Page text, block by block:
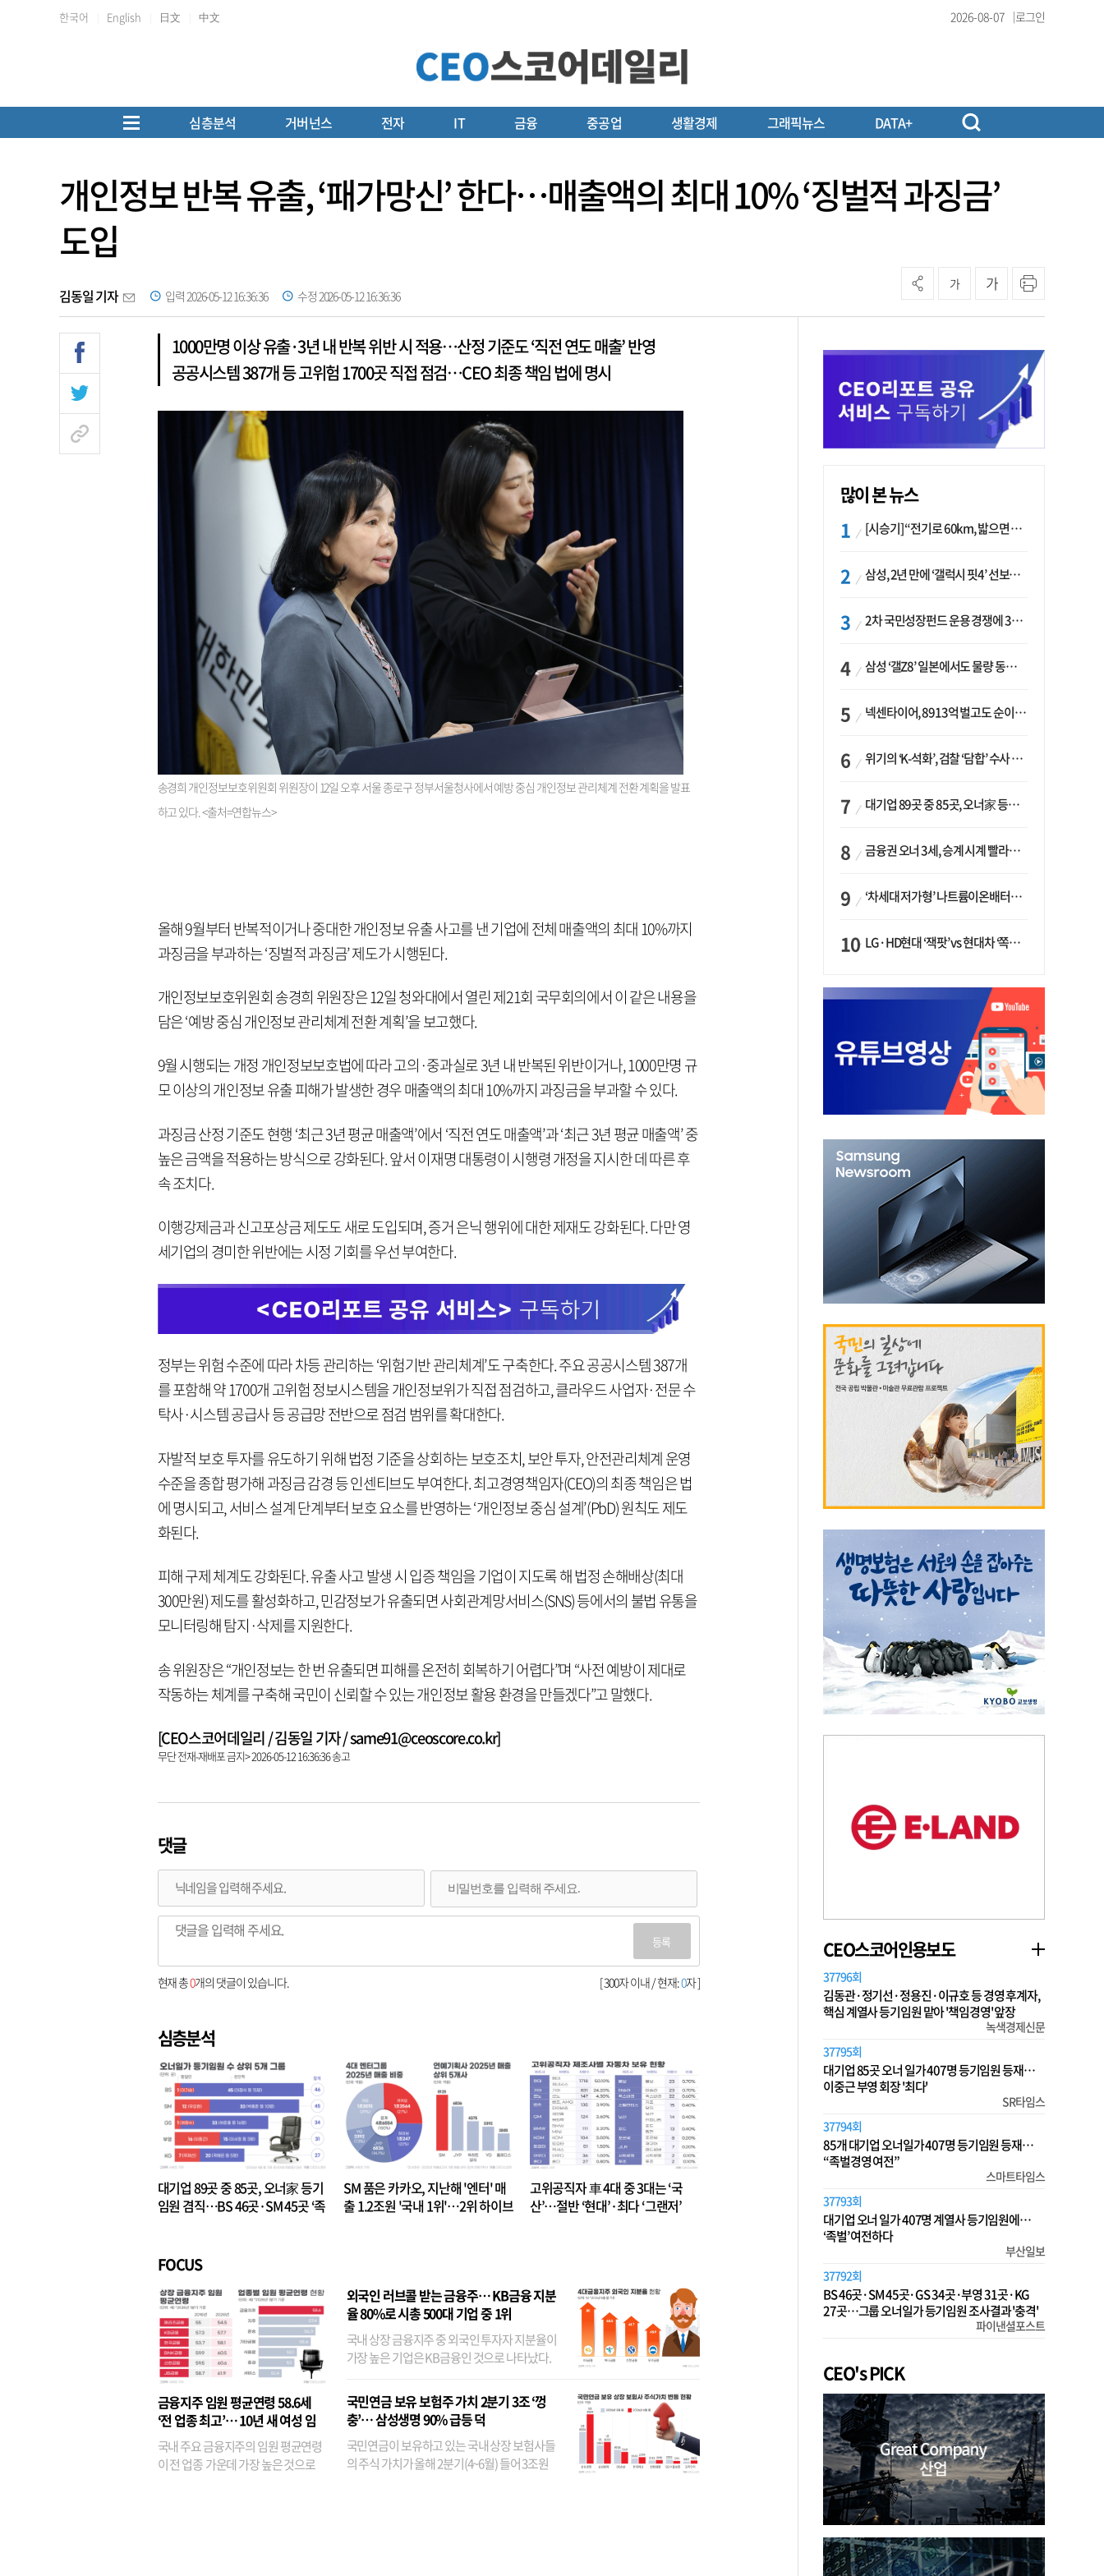
한국어 English 日文 中文 2026-08-07 로그인
심층분석 거버넌스 전자 IT 금융 중공업 생활경제 그래픽뉴스 DATA+
개인정보 반복 유출, ‘패가망신’ 한다…매출액의 최대 10% ‘징벌적 과징금’
도입
김동일 기자 입력 2026-05-12 16:36:36 수정 2026-05-12 16:36:36
가 가
1000만명 이상 유출·3년 내 반복 위반 시 적용…산정 기준도 ‘직전 연도 매출’ 반영
공공시스템 387개 등 고위험 1700곳 직접 점검…CEO 최종 책임 법에 명시
송경희 개인정보보호위원회 위원장이 12일 오후 서울 종로구 정부서울청사에서 예방 중심 개인정보 관리체계 전환 계획을 발표
하고 있다. <출처=연합뉴스>
올해 9월부터 반복적이거나 중대한 개인정보 유출 사고를 낸 기업에 전체 매출액의 최대 10%까지
과징금을 부과하는 ‘징벌적 과징금’ 제도가 시행된다.
개인정보보호위원회 송경희 위원장은 12일 청와대에서 열린 제21회 국무회의에서 이 같은 내용을
담은 ‘예방 중심 개인정보 관리체계 전환 계획’을 보고했다.
9월 시행되는 개정 개인정보보호법에 따라 고의·중과실로 3년 내 반복된 위반이거나, 1000만명 규
모 이상의 개인정보 유출 피해가 발생한 경우 매출액의 최대 10%까지 과징금을 부과할 수 있다.
과징금 산정 기준도 현행 ‘최근 3년 평균 매출액’에서 ‘직전 연도 매출액’과 ‘최근 3년 평균 매출액’ 중
높은 금액을 적용하는 방식으로 강화된다. 앞서 이재명 대통령이 시행령 개정을 지시한 데 따른 후
속 조치다.
이행강제금과 신고포상금 제도도 새로 도입되며, 증거 은닉 행위에 대한 제재도 강화된다. 다만 영
세기업의 경미한 위반에는 시정 기회를 우선 부여한다.
정부는 위험 수준에 따라 차등 관리하는 ‘위험기반 관리체계’도 구축한다. 주요 공공시스템 387개
를 포함해 약 1700개 고위험 정보시스템을 개인정보위가 직접 점검하고, 클라우드 사업자·전문 수
탁사·시스템 공급사 등 공급망 전반으로 점검 범위를 확대한다.
자발적 보호 투자를 유도하기 위해 법정 기준을 상회하는 보호조치, 보안 투자, 안전관리체계 운영
수준을 종합 평가해 과징금 감경 등 인센티브도 부여한다. 최고경영책임자(CEO)의 최종 책임은 법
에 명시되고, 서비스 설계 단계부터 보호 요소를 반영하는 ‘개인정보 중심 설계’(PbD) 원칙도 제도
화된다.
피해 구제 체계도 강화된다. 유출 사고 발생 시 입증 책임을 기업이 지도록 해 법정 손해배상(최대
300만원) 제도를 활성화하고, 민감정보가 유출되면 사회관계망서비스(SNS) 등에서의 불법 유통을
모니터링해 탐지·삭제를 지원한다.
송 위원장은 “개인정보는 한 번 유출되면 피해를 온전히 회복하기 어렵다”며 “사전 예방이 제대로
작동하는 체계를 구축해 국민이 신뢰할 수 있는 개인정보 활용 환경을 만들겠다”고 말했다.
[CEO스코어데일리 / 김동일 기자 / same91@ceoscore.co.kr]
무단 전재-재배포 금지> 2026-05-12 16:36:36 송고
댓글
등록
[ 300자 이내 / 현재:0자 ]
현재 총0개의 댓글이 있습니다.
심층분석
대기업 89곳 중 85곳, 오너家 등기
임원 겸직…BS 46곳·SM 45곳 ‘족
SM 품은 카카오, 지난해 '엔터' 매
출 1.2조원 '국내 1위'…2위 하이브
고위공직자 車 4대 중 3대는 ‘국
산’…절반 ‘현대’·최다 ‘그랜저’
FOCUS
금융지주 임원 평균연령 58.6세
‘전 업종 최고’… 10년 새 여성 임
원은 14배 껑충
국내 주요 금융지주의 임원 평균연령
이 전 업종 가운데 가장 높은 것으로
외국인 러브콜 받는 금융주… KB금융 지분
율 80%로 시총 500대 기업 중 1위
국내 상장 금융지주 중 외국인 투자자 지분율이
가장 높은 기업은 KB금융인 것으로 나타났다.
융이었다. 특히 KB금융은 지난달 말 기준 해외
기관투자자 지분율이...
국민연금 보유 보험주 가치 2분기 3조 ‘껑
충’… 삼성생명 90% 급등 덕
국민연금이 보유하고 있는 국내 상장 보험사들
의 주식 가치가 올해 2분기(4~6월) 들어 3조원
많이 본 뉴스
[시승기] “전기로 60km, 밟으면 462마력”…볼보 XC60 T8의 두 얼굴
삼성, 2년 만에 ‘갤럭시 핏4’ 선보이나…웨어러블 생태계 확장 ‘시동’
2차 국민성장펀드 운용 경쟁에 33개사 몰렸다…신한·하나 등 새 얼굴 대거 합류
삼성 ‘갤Z8’ 일본에서도 물량 동났다…애플 참전 앞두고 선두 수성 ‘시험대’
넥센타이어, 8913억 벌고도 순이익 2억…유럽 세부담에 이익 증발
위기의 ‘K-석화’, 검찰 ‘담합’ 수사 착수…“LG·한화·롯데 등 7개 업체, 8개 제품 가격 담합”
대기업 89곳 중 85곳, 오너家 등기임원 겸직…BS 46곳·SM 45곳 ‘족벌경영’ 고착화
금융권 오너 3세, 승계 시계 빨라지나…한국투자 ‘속도’·미래에셋·메리츠는 ‘거리두기’
‘차세대 저가형’ 나트륨이온배터리 시대 오나…LG화학·에코프로, 상용화 속도낸다
LG·HD현대 ‘잭팟’ vs 현대차 ‘쪽박’…글로벌 사모펀드, 韓 대기업 투자 ‘희비’
CEO스코어인용보도
37796회
김동관·정기선·정용진·이규호 등 경영 후계자,
핵심 계열사 등기임원 맡아 '책임경영' 앞장
녹색경제신문
37795회
대기업 85곳 오너 일가 407명 등기임원 등재…
이중근 부영 회장 '최다'
SR타임스
37794회
85개 대기업 오너일가 407명 등기임원 등재…
“족벌경영 여전”
스마트타임스
37793회
대기업 오너 일가 407명 계열사 등기임원에…
‘족벌’ 여전하다
부산일보
37792회
BS 46곳·SM 45곳·GS 34곳·부영 31곳·KG
27곳…그룹 오너일가 등기임원 조사결과 '충격'
파이낸셜포스트
CEO's PICK